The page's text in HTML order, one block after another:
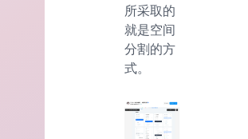
所采取的
就是空间
分割的方
式。